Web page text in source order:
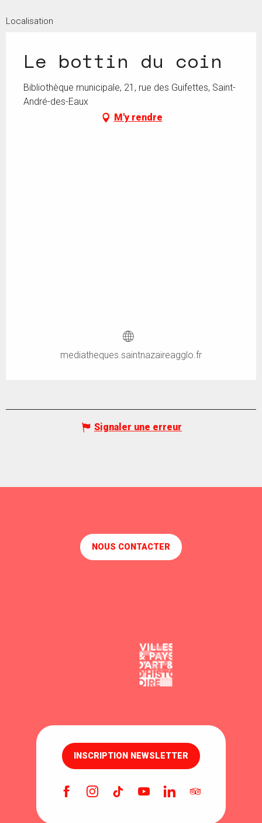
Localisation
Le bottin du coin
Bibliothèque municipale, 21, rue des Guifettes, Saint-
André-des-Eaux
M'y rendre
mediatheques.saintnazaireagglo.fr
Signaler une erreur
NOUS CONTACTER
INSCRIPTION NEWSLETTER